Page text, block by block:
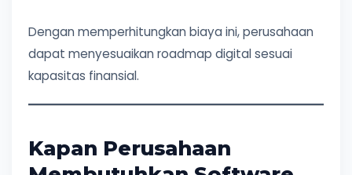
Dengan memperhitungkan biaya ini, perusahaan
dapat menyesuaikan roadmap digital sesuai
kapasitas finansial.
Kapan Perusahaan